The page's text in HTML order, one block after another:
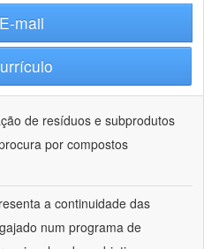
E-mail
de resíduos e subprodutos
por compostos
a continuidade das
num programa de